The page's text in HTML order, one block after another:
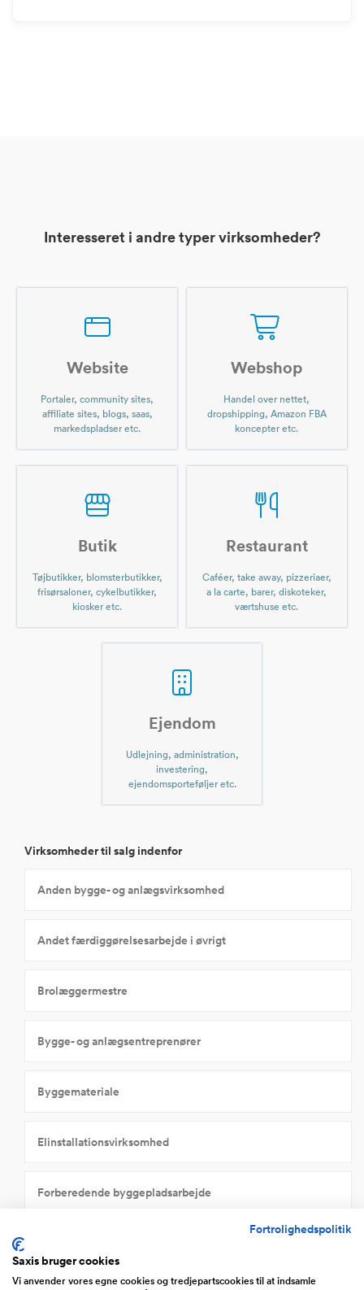
Interesseret i andre typer virksomheder?
Website
Portaler, community sites,
affiliate sites, blogs, saas,
markedspladser etc.
Webshop
Handel over nettet,
dropshipping, Amazon FBA
koncepter etc.
Butik
Tøjbutikker, blomsterbutikker,
frisørsaloner, cykelbutikker,
kiosker etc.
Restaurant
Caféer, take away, pizzeriaer,
a la carte, barer, diskoteker,
værtshuse etc.
Ejendom
Udlejning, administration,
investering,
ejendomsporteføljer etc.
Virksomheder til salg indenfor
Anden bygge- og anlægsvirksomhed
Andet færdiggørelsesarbejde i øvrigt
Brolæggermestre
Bygge- og anlægsentreprenører
Byggemateriale
Elinstallationsvirksomhed
Forberedende byggepladsarbejde
Fortrolighedspolitik
Saxis bruger cookies
Vi anvender vores egne cookies og tredjepartscookies til at indsamle